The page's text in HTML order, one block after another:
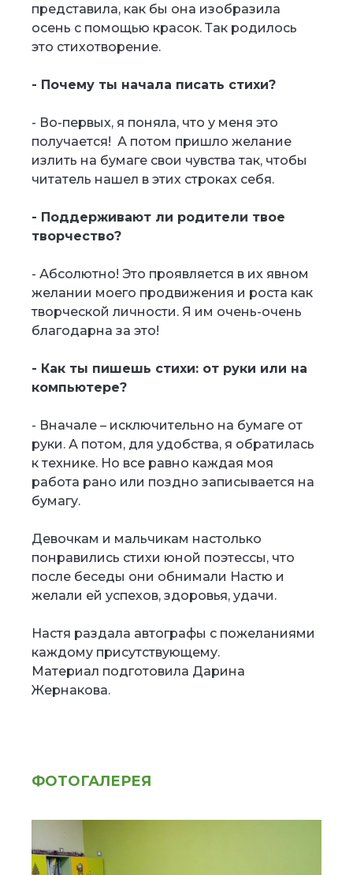
представила, как бы она изобразила
осень с помощью красок. Так родилось
это стихотворение.
- Почему ты начала писать стихи?
- Во-первых, я поняла, что у меня это
получается! А потом пришло желание
излить на бумаге свои чувства так, чтобы
читатель нашел в этих строках себя.
- Поддерживают ли родители твое
творчество?
- Абсолютно! Это проявляется в их явном
желании моего продвижения и роста как
творческой личности. Я им очень-очень
благодарна за это!
- Как ты пишешь стихи: от руки или на
компьютере?
- Вначале – исключительно на бумаге от
руки. А потом, для удобства, я обратилась
к технике. Но все равно каждая моя
работа рано или поздно записывается на
бумагу.
Девочкам и мальчикам настолько
понравились стихи юной поэтессы, что
после беседы они обнимали Настю и
желали ей успехов, здоровья, удачи.
Настя раздала автографы с пожеланиями
каждому присутствующему.
Материал подготовила Дарина
Жернакова.
ФОТОГАЛЕРЕЯ